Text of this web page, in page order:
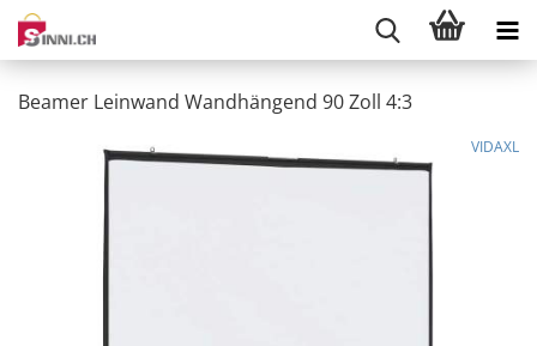
Beamer Leinwand Wandhängend 90 Zoll 4:3
VIDAXL